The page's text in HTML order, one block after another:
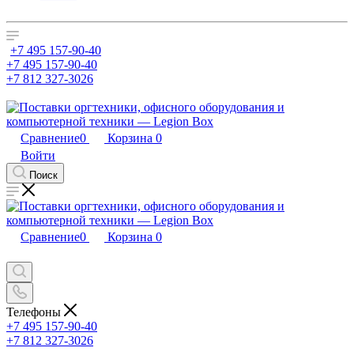
+7 495 157-90-40
+7 495 157-90-40
+7 812 327-3026
Сравнение0 Корзина 0
Войти
Поиск
Сравнение0 Корзина 0
Телефоны
+7 495 157-90-40
+7 812 327-3026